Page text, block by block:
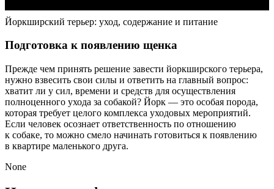
Йоркширский терьер: уход, содержание и питание
Подготовка к появлению щенка
Прежде чем принять решение завести йоркширского терьера,
нужно взвесить свои силы и ответить на главный вопрос:
хватит ли у сил, времени и средств для осуществления
полноценного ухода за собакой? Йорк — это особая порода,
которая требует целого комплекса уходовых мероприятий.
Если человек осознает ответственность по отношению
к собаке, то можно смело начинать готовиться к появлению
в квартире маленького друга.
None